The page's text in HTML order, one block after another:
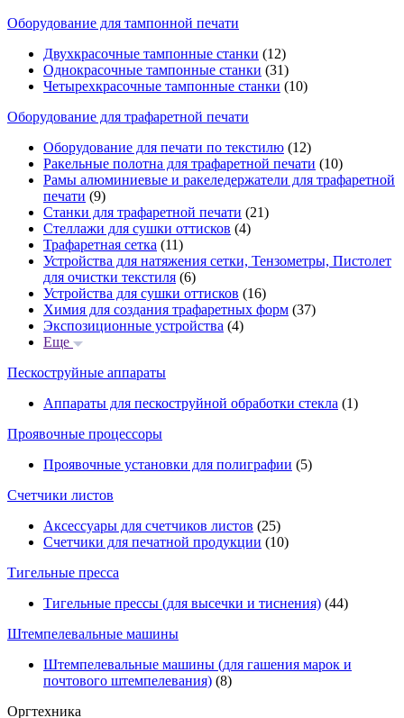
Оборудование для тампонной печати
Двухкрасочные тампонные станки (12)
Однокрасочные тампонные станки (31)
Четырехкрасочные тампонные станки (10)
Оборудование для трафаретной печати
Оборудование для печати по текстилю (12)
Ракельные полотна для трафаретной печати (10)
Рамы алюминиевые и ракеледержатели для трафаретной
печати (9)
Станки для трафаретной печати (21)
Стеллажи для сушки оттисков (4)
Трафаретная сетка (11)
Устройства для натяжения сетки, Тензометры, Пистолет
для очистки текстиля (6)
Устройства для сушки оттисков (16)
Химия для создания трафаретных форм (37)
Экспозиционные устройства (4)
Еще
Пескоструйные аппараты
Аппараты для пескоструйной обработки стекла (1)
Проявочные процессоры
Проявочные установки для полиграфии (5)
Счетчики листов
Аксессуары для счетчиков листов (25)
Счетчики для печатной продукции (10)
Тигельные пресса
Тигельные прессы (для высечки и тиснения) (44)
Штемпелевальные машины
Штемпелевальные машины (для гашения марок и
почтового штемпелевания) (8)
Оргтехника